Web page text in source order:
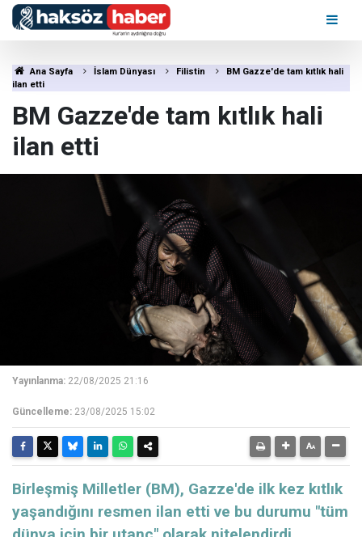
Ana Sayfa İslam Dünyası Filistin
BM Gazze'de tam kıtlık hali
ilan etti
BM Gazze'de tam kıtlık hali
ilan etti
Yayınlanma: 22/08/2025 21:16
Güncelleme: 23/08/2025 15:02
​​​​​​​Birleşmiş Milletler (BM), Gazze'de ilk kez kıtlık
yaşandığını resmen ilan etti ve bu durumu "tüm